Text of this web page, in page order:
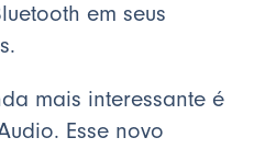
em seus
mais interessante é
Esse novo